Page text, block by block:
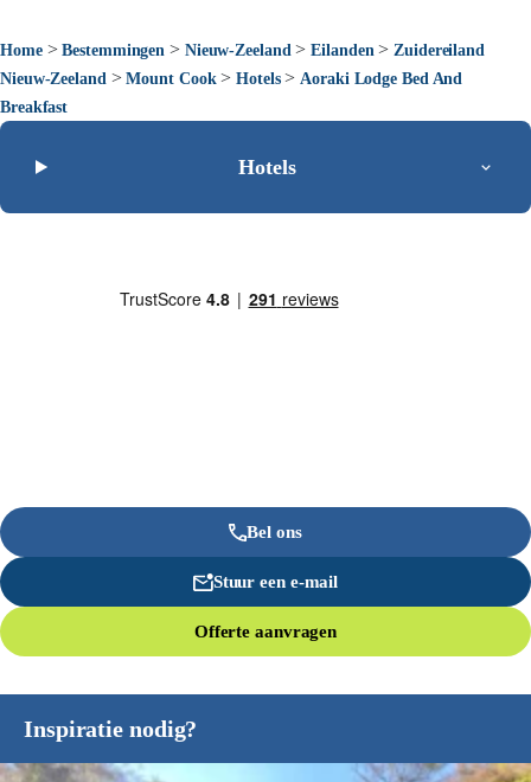
Home>Bestemmingen > Nieuw-Zeeland >Eilanden > Zuidereiland
Nieuw-Zeeland >Mount Cook>Hotels> Aoraki Lodge Bed And
Breakfast
Hotels
Bel ons
Stuur een e-mail
Offerte aanvragen
Inspiratie nodig?